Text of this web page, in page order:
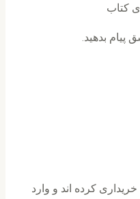
کتاب
پیام بدهید.
کرده اند و وارد